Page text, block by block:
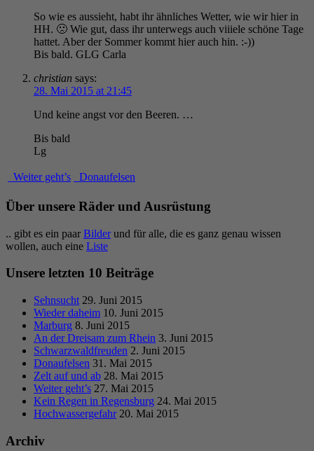
So wie es aussieht, habt ihr ähnliches Wetter, wie wir hier in
HH. 🙁 Wie gut, dass ihr unterwegs auch viiiele schöne Tage
hattet. Aber der Sommer kommt hier auch hin. :-))
Bis bald. GLG Carla
christian says:
28. Mai 2015 at 21:45
Und keine angst vor den Beeren. …
Bis bald
Lg
Weiter geht’s Donaufelsen
Über unsere Räder und Ausrüstung
.. gibt es ein paar Bilder und für alle, die es ganz genau wissen
wollen, auch eine Liste
Unsere letzten 10 Beiträge
Sehnsucht 29. Juni 2015
Wieder daheim 10. Juni 2015
Marburg 8. Juni 2015
An der Dreisam zum Rhein 3. Juni 2015
Schwarzwaldfreuden 2. Juni 2015
Donaufelsen 31. Mai 2015
Zelt auf und ab 28. Mai 2015
Weiter geht’s 27. Mai 2015
Kein Regen in Regensburg 24. Mai 2015
Hochwassergefahr 20. Mai 2015
Archiv